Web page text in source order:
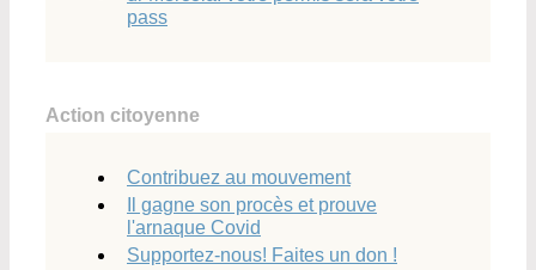
pass
Action citoyenne
Contribuez au mouvement
Il gagne son procès et prouve
l'arnaque Covid
Supportez-nous! Faites un don !